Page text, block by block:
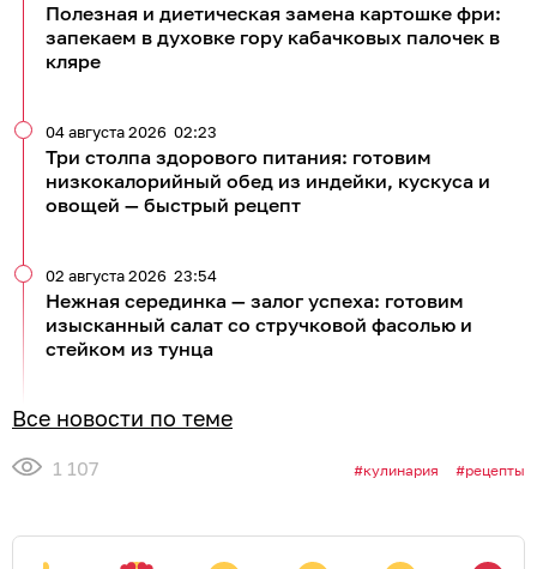
Полезная и диетическая замена картошке фри:
запекаем в духовке гору кабачковых палочек в
кляре
Три столпа здорового питания: готовим
низкокалорийный обед из индейки, кускуса и
овощей — быстрый рецепт
04 августа 2026 02:23
Нежная серединка — залог успеха: готовим
изысканный салат со стручковой фасолью и
стейком из тунца
02 августа 2026 23:54
Все новости по теме
1 107 кулинария рецепты